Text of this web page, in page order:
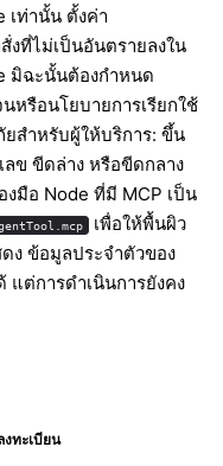
เท่านั้น ตั้งค่า
งที่ไม่เป็นอันตรายลงใน
มิฉะนั้นต้องกำหนด
หรือนโยบายการเรียกใช้
สำหรับผู้ให้บริการ: ขึ้น
ข ขีดล่าง หรือขีดกลาง
งมือ Node ที่มี MCP เป็น
เพื่อให้พื้นผิว
ง ข้อมูลประจำตัวของ
แต่การดำเนินการยังคง
งทะเบียน